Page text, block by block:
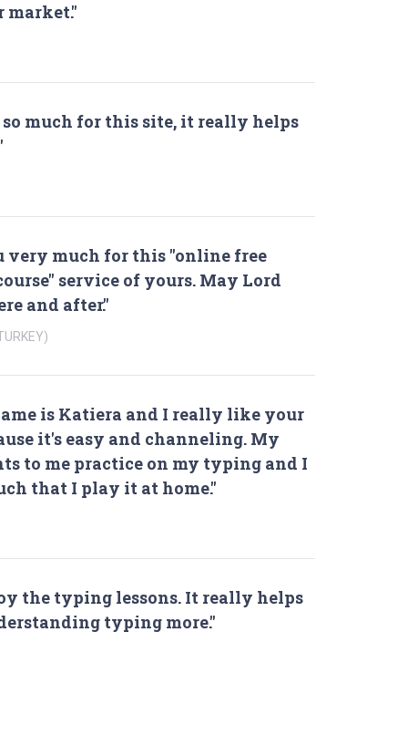
market."
much for this site, it really helps
very much for this "online free
service of yours. May Lord
and after."
is Katiera and I really like your
it's easy and channeling. My
to me practice on my typing and I
that I play it at home."
the typing lessons. It really helps
typing more."